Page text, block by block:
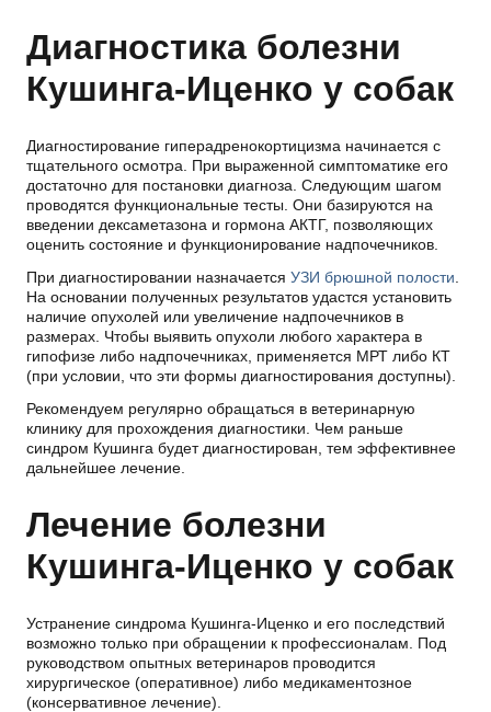
Диагностика болезни
Кушинга-Иценко у собак
Диагностирование гиперадренокортицизма начинается с
тщательного осмотра. При выраженной симптоматике его
достаточно для постановки диагноза. Следующим шагом
проводятся функциональные тесты. Они базируются на
введении дексаметазона и гормона АКТГ, позволяющих
оценить состояние и функционирование надпочечников.
При диагностировании назначается УЗИ брюшной полости
На основании полученных результатов удастся установить
наличие опухолей или увеличение надпочечников в
размерах. Чтобы выявить опухоли любого характера в
гипофизе либо надпочечниках, применяется МРТ либо КТ
(при условии, что эти формы диагностирования доступны).
Рекомендуем регулярно обращаться в ветеринарную
клинику для прохождения диагностики. Чем раньше
синдром Кушинга будет диагностирован, тем эффективнее
дальнейшее лечение.
Лечение болезни
Кушинга-Иценко у собак
Устранение синдрома Кушинга-Иценко и его последствий
возможно только при обращении к профессионалам. Под
руководством опытных ветеринаров проводится
хирургическое (оперативное) либо медикаментозное
(консервативное лечение).